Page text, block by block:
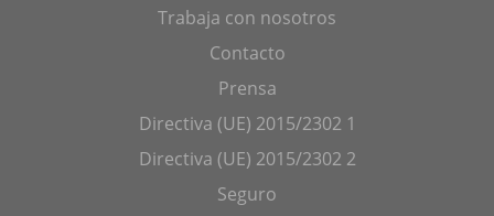
Trabaja con nosotros
Contacto
Prensa
Directiva (UE) 2015/2302 1
Directiva (UE) 2015/2302 2
Seguro